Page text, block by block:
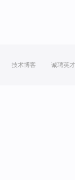
技术博客 诚聘英才